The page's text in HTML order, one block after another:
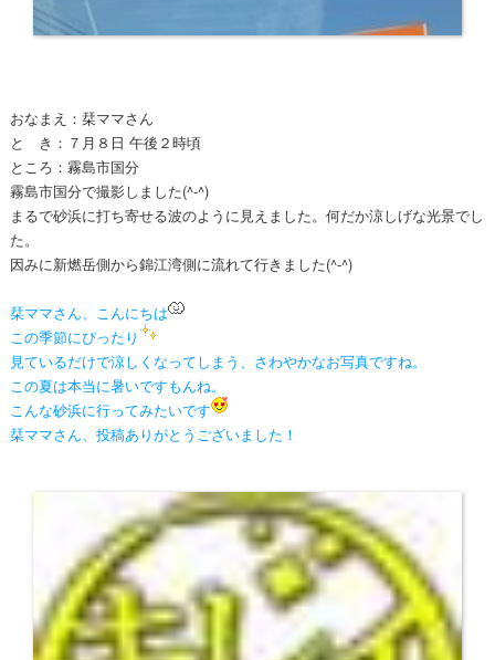
おなまえ：栞ママさん
と き：７月８日 午後２時頃
ところ：霧島市国分
霧島市国分で撮影しました(^-^)
まるで砂浜に打ち寄せる波のように見えました。何だか涼しげな光景でし
た。
因みに新燃岳側から錦江湾側に流れて行きました(^-^)
栞ママさん、こんにちは
この季節にぴったり
見ているだけで涼しくなってしまう、さわやかなお写真ですね。
この夏は本当に暑いですもんね。
こんな砂浜に行ってみたいです
栞ママさん、投稿ありがとうございました！